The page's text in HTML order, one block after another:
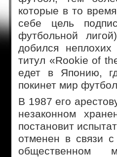
которые в то
себе цель
футбольной
добился
титул «Rookie of
едет в Японию,
покинет мир
В 1987 его
незаконном
постановит
отменен в связи